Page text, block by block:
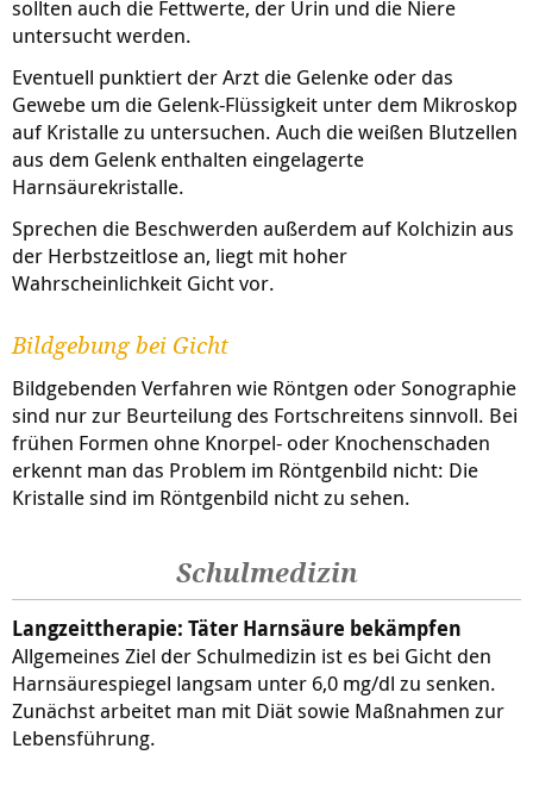
sollten auch die Fettwerte, der Urin und die Niere
untersucht werden.
Eventuell punktiert der Arzt die Gelenke oder das
Gewebe um die Gelenk-Flüssigkeit unter dem Mikroskop
auf Kristalle zu untersuchen. Auch die weißen Blutzellen
aus dem Gelenk enthalten eingelagerte
Harnsäurekristalle.
Sprechen die Beschwerden außerdem auf Kolchizin aus
der Herbstzeitlose an, liegt mit hoher
Wahrscheinlichkeit Gicht vor.
Bildgebung bei Gicht
Bildgebenden Verfahren wie Röntgen oder Sonographie
sind nur zur Beurteilung des Fortschreitens sinnvoll. Bei
frühen Formen ohne Knorpel- oder Knochenschaden
erkennt man das Problem im Röntgenbild nicht: Die
Kristalle sind im Röntgenbild nicht zu sehen.
Schulmedizin
Langzeittherapie: Täter Harnsäure bekämpfen
Allgemeines Ziel der Schulmedizin ist es bei Gicht den
Harnsäurespiegel langsam unter 6,0 mg/dl zu senken.
Zunächst arbeitet man mit Diät sowie Maßnahmen zur
Lebensführung.